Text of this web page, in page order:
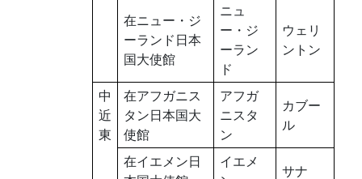
在ニュー・ジ
ーランド日本
国大使館
ニュ
ー・ジ
ーラン
ド
ウェリ
ントン
中
近
東
在アフガニス
タン日本国大
使館
アフガ
ニスタ
ン
カブー
ル
在イエメン日
イエメ
サナ